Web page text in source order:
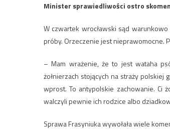
Minister sprawiedliwości ostro
W czwartek wrocławski sąd
próby. Orzeczenie jest nieprawomocne.
– Mam wrażenie, że to jest wataha
żołnierzach stojących na straży polskiej
wprost. To antypolskie zachowanie. Ci
walczyli pewnie ich rodzice albo
Sprawa Frasyniuka wywołała wiele